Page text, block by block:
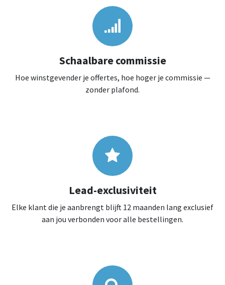
Schaalbare commissie
Hoe winstgevender je offertes, hoe hoger je commissie —
zonder plafond.
Lead-exclusiviteit
Elke klant die je aanbrengt blijft 12 maanden lang exclusief
aan jou verbonden voor alle bestellingen.